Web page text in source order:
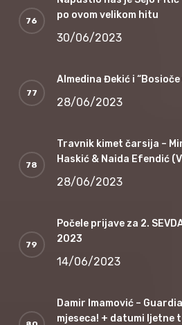
po ovom velikom hitu
30/06/2023
Almedina Đekić i “Bosioče
28/06/2023
Travnik kimet čarsija –
Haskić & Naida Efendić
28/06/2023
Počele prijave za 2.
2023
14/06/2023
Damir Imamović –
mjeseca! + datumi ljetne